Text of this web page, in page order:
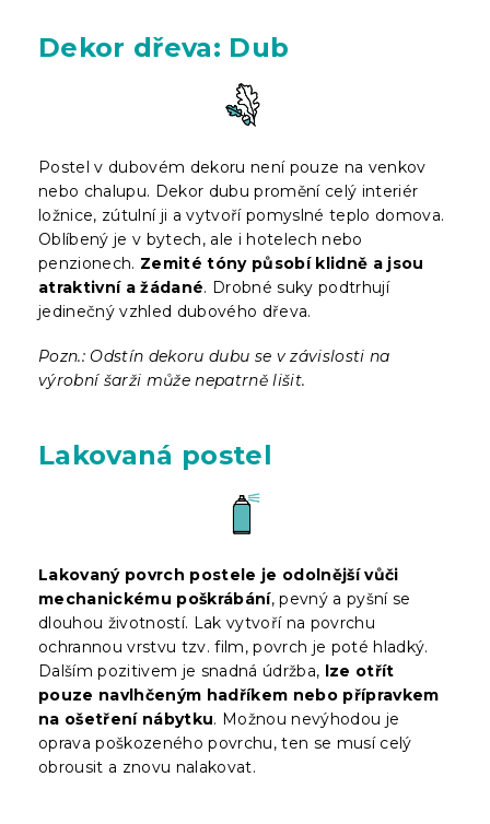
Dekor dřeva: Dub
Postel v dubovém dekoru není pouze na venkov
nebo chalupu. Dekor dubu promění celý interiér
ložnice, zútulní ji a vytvoří pomyslné teplo domova.
Oblíbený je v bytech, ale i hotelech nebo
penzionech. Zemité tóny působí klidně a jsou
atraktivní a žádané. Drobné suky podtrhují
jedinečný vzhled dubového dřeva.
Pozn.: Odstín dekoru dubu se v závislosti na
výrobní šarži může nepatrně lišit.
Lakovaná postel
Lakovaný povrch postele je odolnější vůči
mechanickému poškrábání, pevný a pyšní se
dlouhou životností. Lak vytvoří na povrchu
ochrannou vrstvu tzv. film, povrch je poté hladký.
Dalším pozitivem je snadná údržba, lze otřít
pouze navlhčeným hadříkem nebo přípravkem
na ošetření nábytku. Možnou nevýhodou je
oprava poškozeného povrchu, ten se musí celý
obrousit a znovu nalakovat.